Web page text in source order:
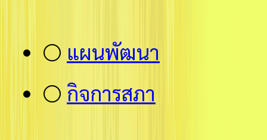
⚪ แผนพัฒนา
⚪ กิจการสภา